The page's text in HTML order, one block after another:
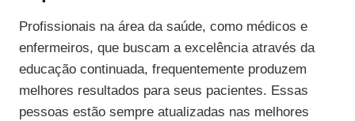
Profissionais na área da saúde, como médicos e
enfermeiros, que buscam a excelência através da
educação continuada, frequentemente produzem
melhores resultados para seus pacientes. Essas
pessoas estão sempre atualizadas nas melhores